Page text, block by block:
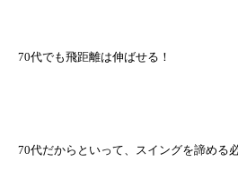
70代でも飛距離は伸ばせる！
70代だからといって、スイングを諦める